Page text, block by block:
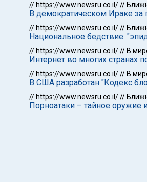
// https://www.newsru.co.il///
В демократическом Ираке
// https://www.newsru.co.il///
Национальное бедствие:
// https://www.newsru.co.il/// В
Интернет во многих странах
// https://www.newsru.co.il/// В
В США разработан "Кодекс
// https://www.newsru.co.il///
Порноатаки – тайное оружие